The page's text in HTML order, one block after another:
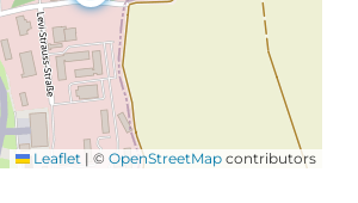
Leaflet | © OpenStreetMap contributors